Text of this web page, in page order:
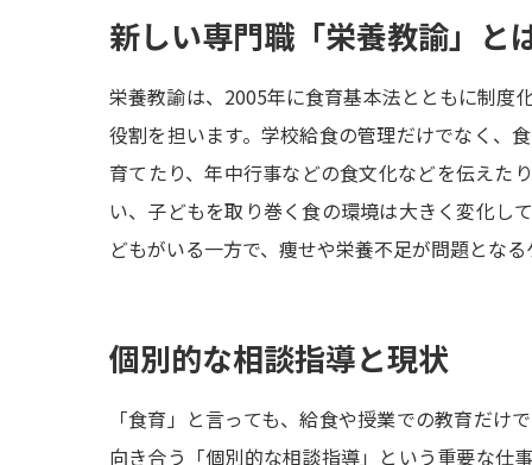
新しい専門職「栄養教諭」と
栄養教諭は、2005年に食育基本法とともに制度
役割を担います。学校給食の管理だけでなく、
育てたり、年中行事などの食文化などを伝えた
い、子どもを取り巻く食の環境は大きく変化し
どもがいる一方で、痩せや栄養不足が問題となる
個別的な相談指導と現状
「食育」と言っても、給食や授業での教育だ
向き合う「個別的な相談指導」という重要な仕